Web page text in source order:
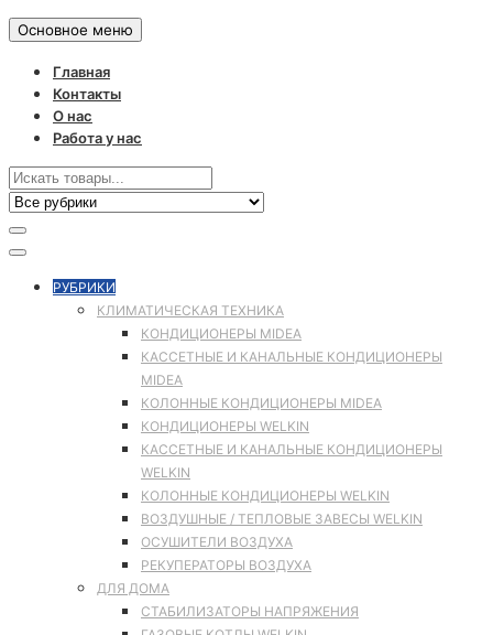
Основное меню
Главная
Контакты
О нас
Работа у нас
РУБРИКИ
КЛИМАТИЧЕСКАЯ ТЕХНИКА
КОНДИЦИОНЕРЫ MIDEA
КАССЕТНЫЕ И КАНАЛЬНЫЕ КОНДИЦИОНЕРЫ
MIDEA
КОЛОННЫЕ КОНДИЦИОНЕРЫ MIDEA
КОНДИЦИОНЕРЫ WELKIN
КАССЕТНЫЕ И КАНАЛЬНЫЕ КОНДИЦИОНЕРЫ
WELKIN
КОЛОННЫЕ КОНДИЦИОНЕРЫ WELKIN
ВОЗДУШНЫЕ / ТЕПЛОВЫЕ ЗАВЕСЫ WELKIN
ОСУШИТЕЛИ ВОЗДУХА
РЕКУПЕРАТОРЫ ВОЗДУХА
ДЛЯ ДОМА
СТАБИЛИЗАТОРЫ НАПРЯЖЕНИЯ